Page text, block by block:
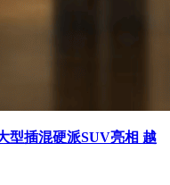
型插混硬派SUV亮相 越